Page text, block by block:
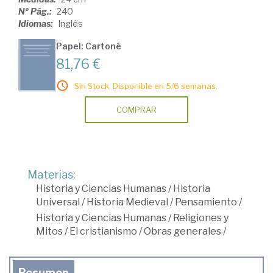
Nº Pág.: 240
Idiomas: Inglés
Papel: Cartoné
81,76 €
Sin Stock. Disponible en 5/6 semanas.
COMPRAR
Materias:
Historia y Ciencias Humanas /Historia
Universal /Historia Medieval /Pensamiento /
Historia y Ciencias Humanas /Religiones y
Mitos /El cristianismo /Obras generales /